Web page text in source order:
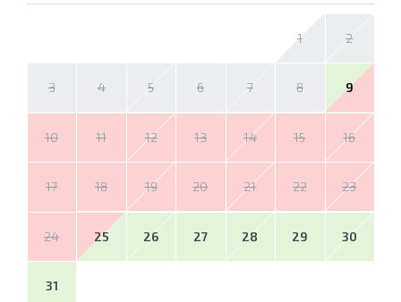
1 2
3 4 5 6 7 8 9
10 11 12 13 14 15 16
17 18 19 20 21 22 23
24 25 26 27 28 29 30
31